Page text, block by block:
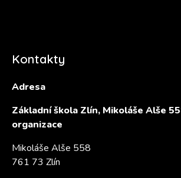
Kontakty
Adresa
Základní škola Zlín, Mikoláše Alše
organizace
Mikoláše Alše 558
761 73 Zlín